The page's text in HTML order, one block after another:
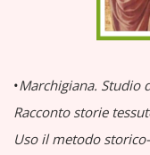
•Marchigiana. Studio
Racconto storie
Uso il metodo